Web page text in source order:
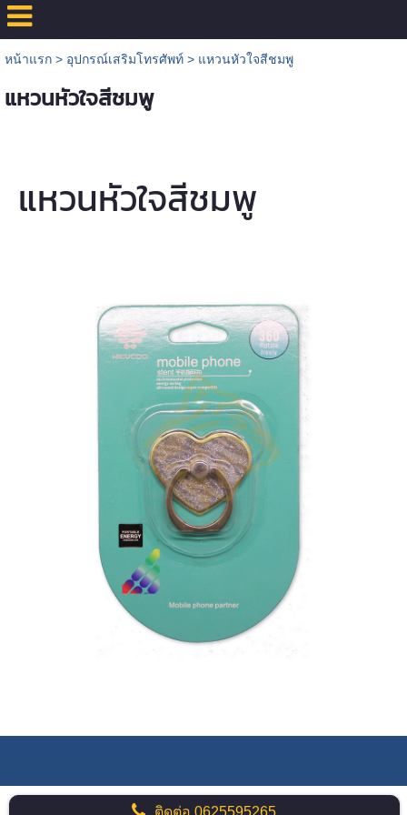
หน้าแรก> อุปกรณ์เสริมโทรศัพท์> แหวนหัวใจสีชมพู
แหวนหัวใจสีชมพู
แหวนหัวใจสีชมพู
ติดต่อ0625595265